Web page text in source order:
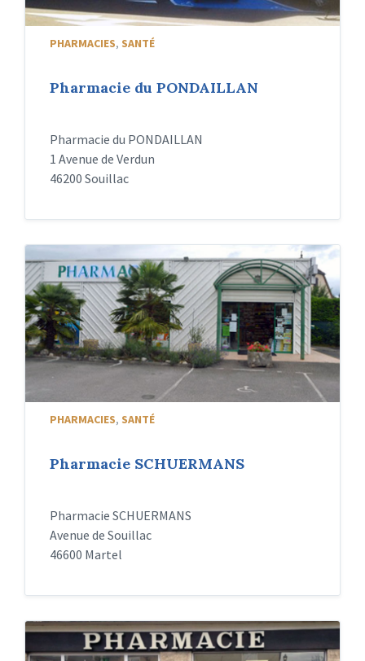
PHARMACIES, SANTÉ
Pharmacie du PONDAILLAN
Pharmacie du PONDAILLAN
1 Avenue de Verdun
46200 Souillac
PHARMACIES, SANTÉ
Pharmacie SCHUERMANS
Pharmacie SCHUERMANS
Avenue de Souillac
46600 Martel